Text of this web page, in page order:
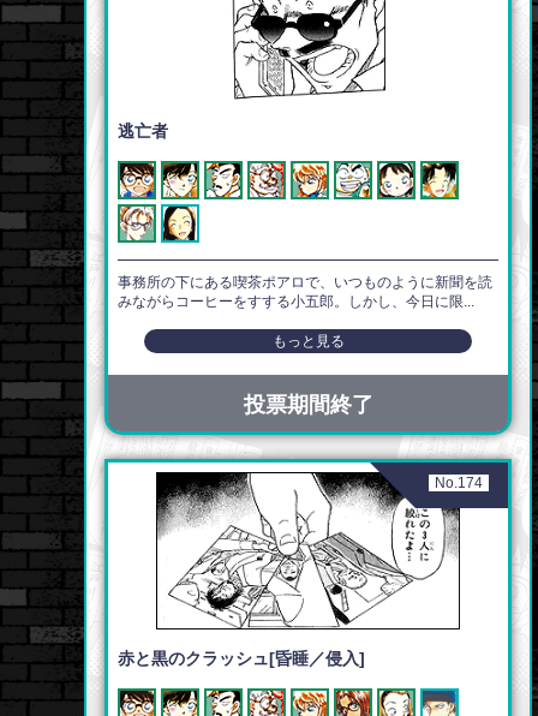
逃亡者
事務所の下にある喫茶ポアロで、いつものように新聞を読
みながらコーヒーをすする小五郎。しかし、今日に限...
もっと見る
投票期間終了
No.174
赤と黒のクラッシュ[昏睡／侵入]